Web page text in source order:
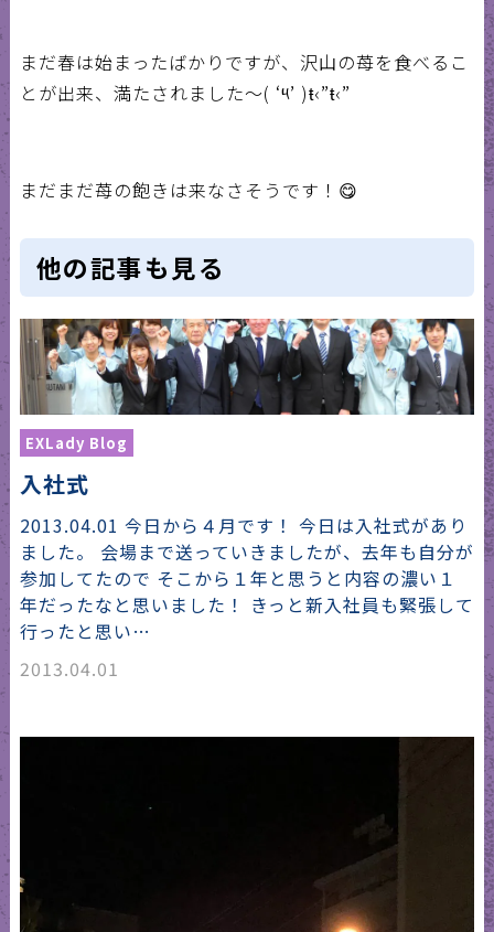
まだ春は始まったばかりですが、沢山の苺を食べるこ
とが出来、満たされました〜( ‘༥’ )ŧ‹”ŧ‹”
まだまだ苺の飽きは来なさそうです！😋
他の記事も見る
EXLady Blog
入社式
2013.04.01 今日から４月です！ 今日は入社式があり
ました。 会場まで送っていきましたが、去年も自分が
参加してたので そこから１年と思うと内容の濃い１
年だったなと思いました！ きっと新入社員も緊張して
行ったと思い…
2013.04.01